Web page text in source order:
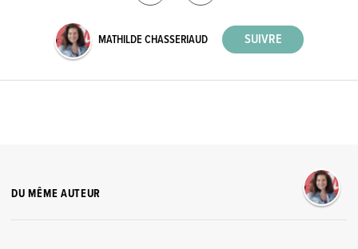
MATHILDE CHASSERIAUD
DU MÊME AUTEUR